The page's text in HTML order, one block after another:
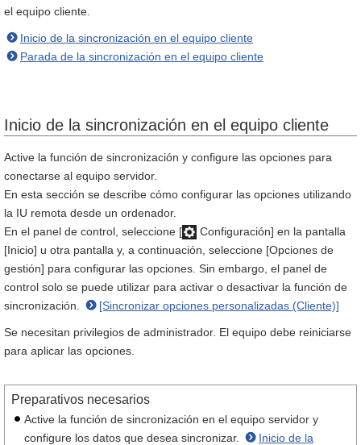
el equipo cliente.
Inicio de la sincronización en el equipo cliente
Parada de la sincronización en el equipo cliente
Inicio de la sincronización en el equipo cliente
Active la función de sincronización y configure las opciones para
conectarse al equipo servidor.
En esta sección se describe cómo configurar las opciones utilizando
la IU remota desde un ordenador.
En el panel de control, seleccione [
Configuración] en la pantalla
[Inicio] u otra pantalla y, a continuación, seleccione [Opciones de
gestión] para configurar las opciones. Sin embargo, el panel de
control solo se puede utilizar para activar o desactivar la función de
sincronización.
[Sincronizar opciones personalizadas (Cliente)]
Se necesitan privilegios de administrador. El equipo debe reiniciarse
para aplicar las opciones.
Preparativos necesarios
Active la función de sincronización en el equipo servidor y
configure los datos que desea sincronizar.
Inicio de la